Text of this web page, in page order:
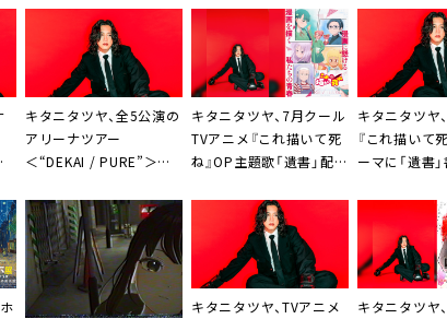
キタニタツヤ、全5公演の
アリーナツアー
＜“DEKAI / PURE”＞開
キタニタツヤ、7月クール
TVアニメ『これ描いて死
ね』OP主題歌「遺書」配信
キタニタツヤ
『これ描いて
ーマに「遺書
キタニタツヤ、TVアニメ
キタニタツヤ